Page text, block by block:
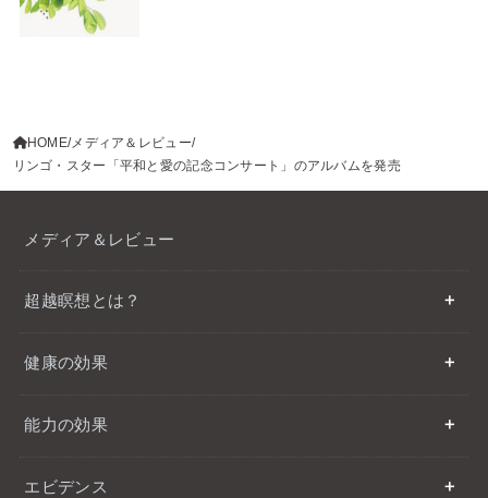
HOME メディア＆レビュー
リンゴ・スター「平和と愛の記念コンサート」のアルバムを発売
メディア＆レビュー
超越瞑想とは？
健康の効果
能力の効果
エビデンス